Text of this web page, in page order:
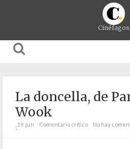
Cinéfagos
La doncella, de
Wook
;19. jun Comentario crítico No hay